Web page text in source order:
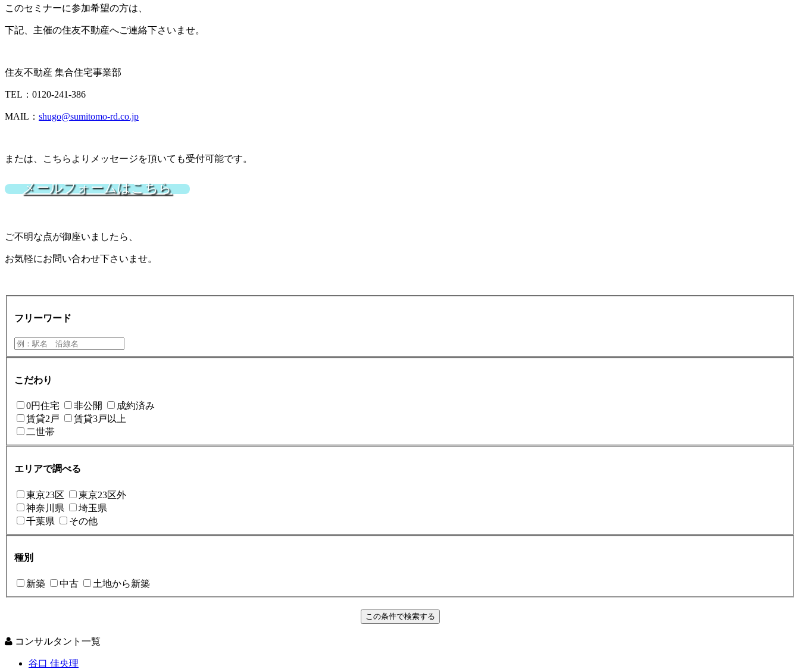
このセミナーに参加希望の方は、
下記、主催の住友不動産へご連絡下さいませ。
住友不動産 集合住宅事業部
TEL：0120-241-386
MAIL： shugo@sumitomo-rd.co.jp
または、こちらよりメッセージを頂いても受付可能です。
メールフォームはこちら
ご不明な点が御座いましたら、
お気軽にお問い合わせ下さいませ。
フリーワード
こだわり
0円住宅 非公開
成約済み
賃貸2戸
賃貸3戸以上
二世帯
エリアで調べる
東京23区
東京23区外
神奈川県
埼玉県
千葉県
その他
種別
新築 中古 土地から新築
コンサルタント一覧
谷口 佳央理